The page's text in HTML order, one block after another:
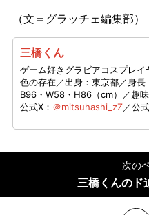
（文＝グラッチェ編集部）
三橋くん
ゲーム好きグラビアコスプレ
色の存在／出身：東京都／身長
B96・W58・H86（cm）／趣
公式X： ＠mitsuhashi_zZ／公
次の
三橋くんのド